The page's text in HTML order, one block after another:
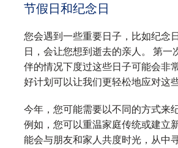
节假日和纪念日
您会遇到一些重要日子，比如纪念
日，会让您想到逝去的亲人。 第一
伴的情况下度过这些日子可能会非
好计划可以让我们更轻松地应对这些
今年，您可能需要以不同的方式来
例如，您可以重温家庭传统或建立
能会与朋友和家人共度时光，从中